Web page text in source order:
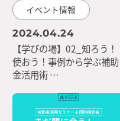
イベント情報
2024.04.24
【学びの場】02_知ろう！
使おう！事例から学ぶ補助
金活用術 …